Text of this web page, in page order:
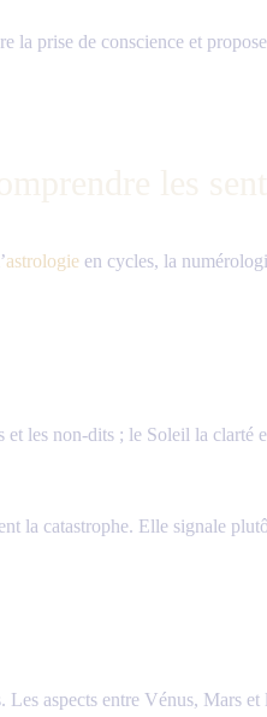
la prise de conscience et
astrologie en cycles, la
les non-dits ; le Soleil la
la catastrophe. Elle signale
aspects entre Vénus, Mars